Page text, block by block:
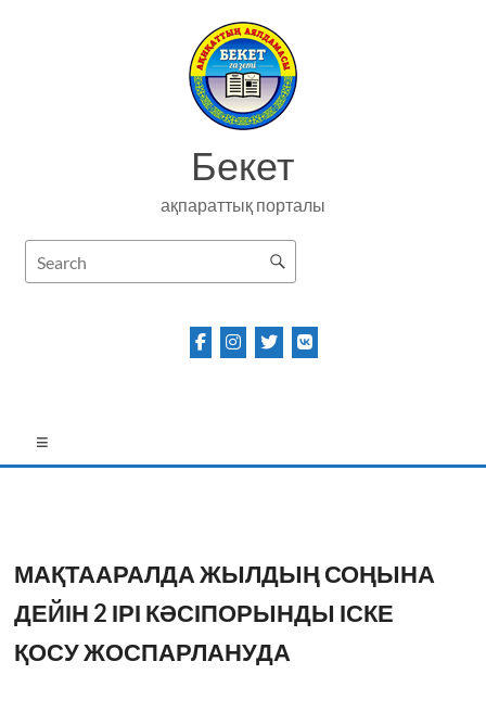
Бекет
ақпараттық порталы
МАҚТААРАЛДА ЖЫЛДЫҢ СОҢЫНА
ДЕЙІН 2 ІРІ КӘСІПОРЫНДЫ ІСКЕ
ҚОСУ ЖОСПАРЛАНУДА